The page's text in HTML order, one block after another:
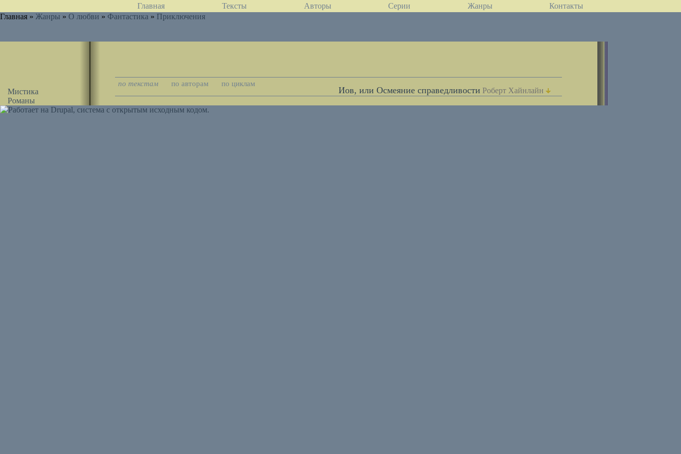
Главная Тексты Авторы Серии Жанры
Контакты
Главная » Жанры » О любви » Фантастика » Приключения
Мистика
Романы
по текстам по авторам по циклам
Иов, или Осмеяние справедливости Роберт Хайнлайн